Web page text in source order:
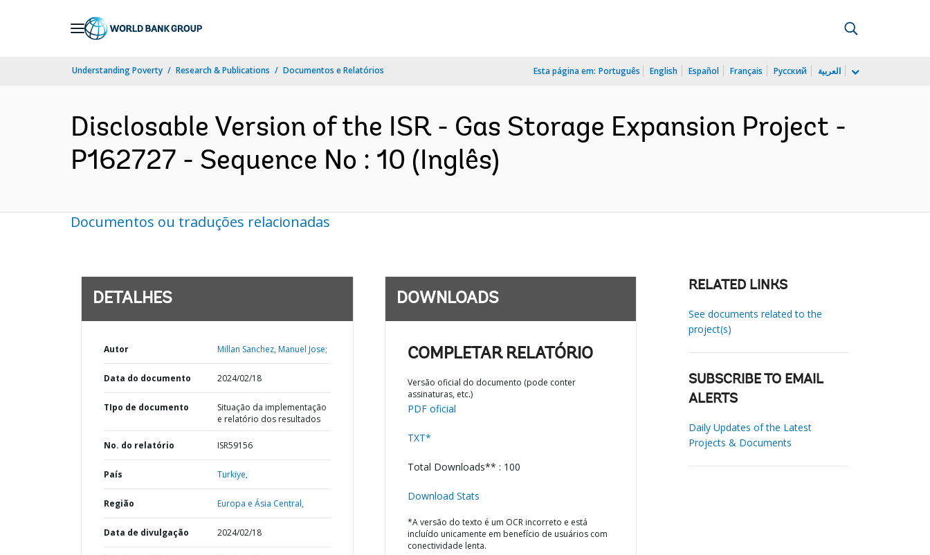
Understanding Poverty Research & Publications Documentos e Relatórios Esta página em: Português English Español Français Русский العربية
Disclosable Version of the ISR - Gas Storage Expansion Project -
P162727 - Sequence No : 10 (Inglês)
Documentos ou traduções relacionadas
DETALHES
Autor Millan Sanchez, Manuel Jose;
Data do documento 2024/02/18
TIpo de documento
Situação da implementação
e relatório dos resultados
No. do relatório ISR59156
País Turkiye,
Região Europa e Ásia Central,
Data de divulgação 2024/02/18
DOWNLOADS
COMPLETAR RELATÓRIO
Versão oficial do documento (pode conter
assinaturas, etc.)
PDF oficial
TXT*
Total Downloads** : 100
Download Stats
*A versão do texto é um OCR incorreto e está
incluído unicamente em benefício de usuários com
conectividade lenta.
RELATED LINKS
See documents related to the
project(s)
SUBSCRIBE TO EMAIL
ALERTS
Daily Updates of the Latest
Projects & Documents